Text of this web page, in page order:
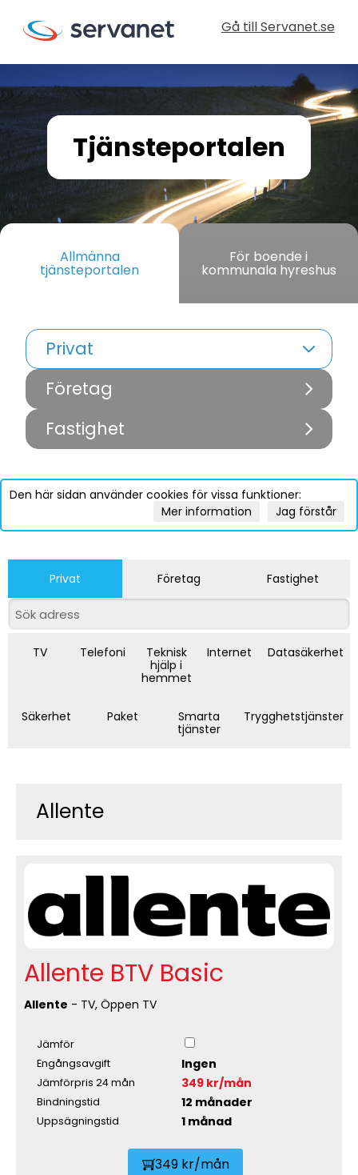
Gå till Servanet.se
Tjänsteportalen
Allmänna
tjänsteportalen
För boende i
kommunala hyreshus
Privat
Företag
Fastighet
Den här sidan använder cookies för vissa funktioner:
Jag förstår
Mer information
Privat Företag Fastighet
TV Telefoni
Teknisk
hjälp i
hemmet
Internet Datasäkerhet
Säkerhet Paket
Smarta
tjänster
Trygghetstjänster
Allente
Allente BTV Basic
Allente - TV, Öppen TV
Jämför
Engångsavgift
Ingen
Jämförpris 24 mån 349 kr/mån
Bindningstid 12 månader
Uppsägningstid 1 månad
349 kr/mån